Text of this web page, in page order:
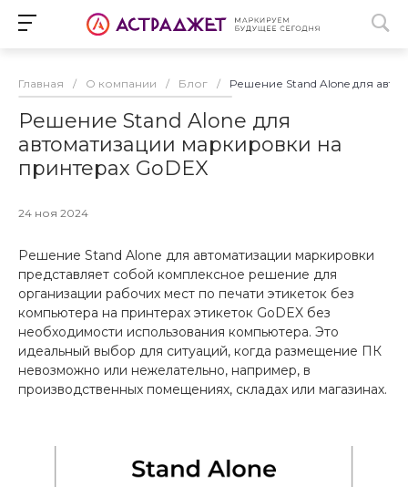
Главная / О компании / Блог / Решение Stand Alone для
Решение Stand Alone для
автоматизации маркировки на
принтерах GoDEX
24 ноя 2024
Решение Stand Alone для автоматизации маркировки
представляет собой комплексное решение для
организации рабочих мест по печати этикеток без
компьютера на принтерах этикеток GoDEX без
необходимости использования компьютера. Это
идеальный выбор для ситуаций, когда размещение ПК
невозможно или нежелательно, например, в
производственных помещениях, складах или магазинах.